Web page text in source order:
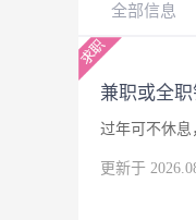
全部信息
兼职或全
过年可不休息
更新于